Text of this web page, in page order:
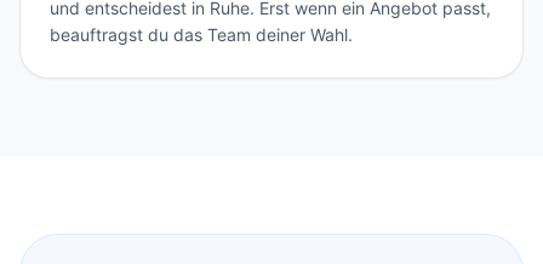
und entscheidest in Ruhe. Erst wenn ein Angebot passt,
beauftragst du das Team deiner Wahl.